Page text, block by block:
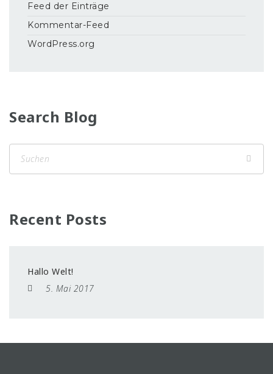
Feed der Einträge
Kommentar-Feed
WordPress.org
Search Blog
Recent Posts
Hallo Welt!
5. Mai 2017